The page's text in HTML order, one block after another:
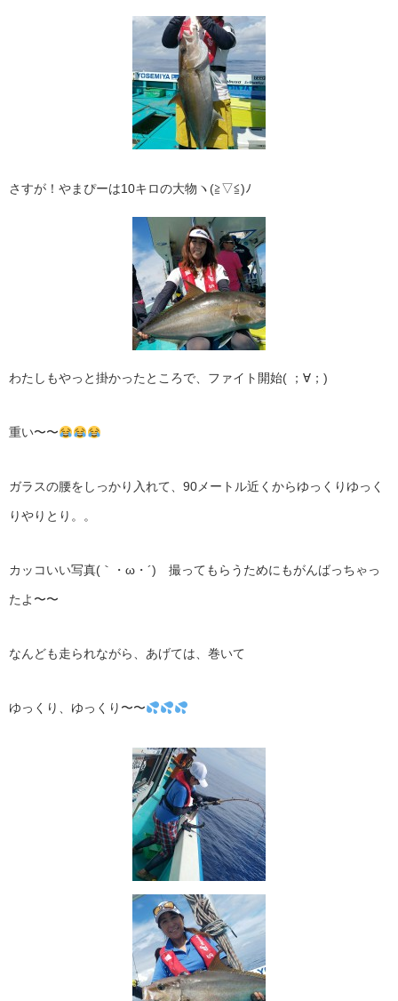
さすが！やまぴーは10キロの大物ヽ(≧▽≦)ﾉ
わたしもやっと掛かったところで、ファイト開始( ；∀；)
重い〜〜
ガラスの腰をしっかり入れて、90メートル近くからゆっくりゆっく
りやりとり。。
カッコいい写真(｀・ω・´)ゞ撮ってもらうためにもがんばっちゃっ
たよ〜〜
なんども走られながら、あげては、巻いて
ゆっくり、ゆっくり〜〜